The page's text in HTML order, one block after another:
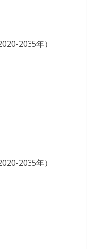
2035年）
2035年）